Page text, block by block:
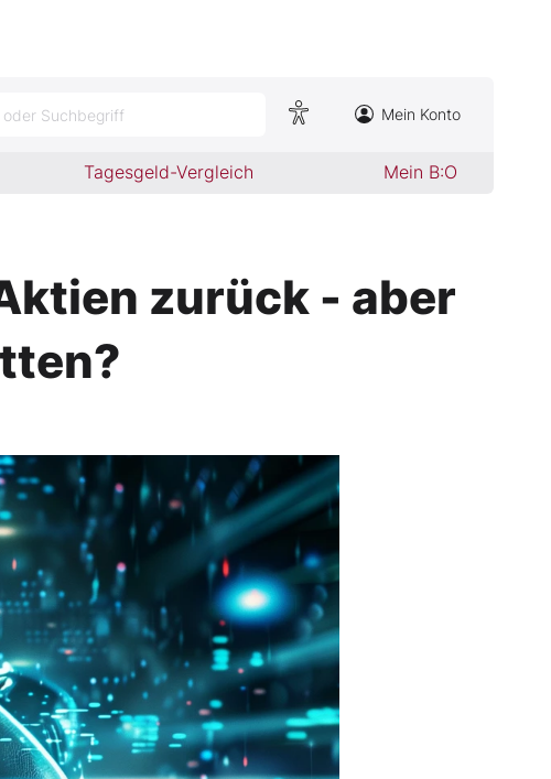
Suchbegriff Mein Konto
Tagesgeld-Vergleich Mein B:O
zurück - aber